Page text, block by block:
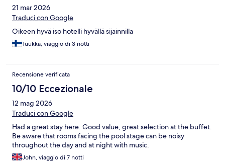
21 mar 2026
Traduci con Google
Oikeen hyvä iso hotelli hyvällä sijainnilla
Tuukka, viaggio di 3 notti
Recensione verificata
10/10 Eccezionale
12 mag 2026
Traduci con Google
Had a great stay here. Good value, great selection at the buffet.
Be aware that rooms facing the pool stage can be noisy
throughout the day and at night with music.
John, viaggio di 7 notti